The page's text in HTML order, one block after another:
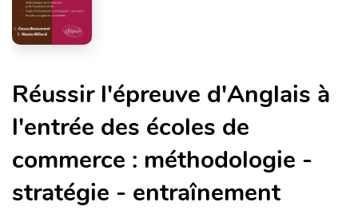
Réussir l'épreuve d'Anglais à
l'entrée des écoles de
commerce : méthodologie -
stratégie - entraînement